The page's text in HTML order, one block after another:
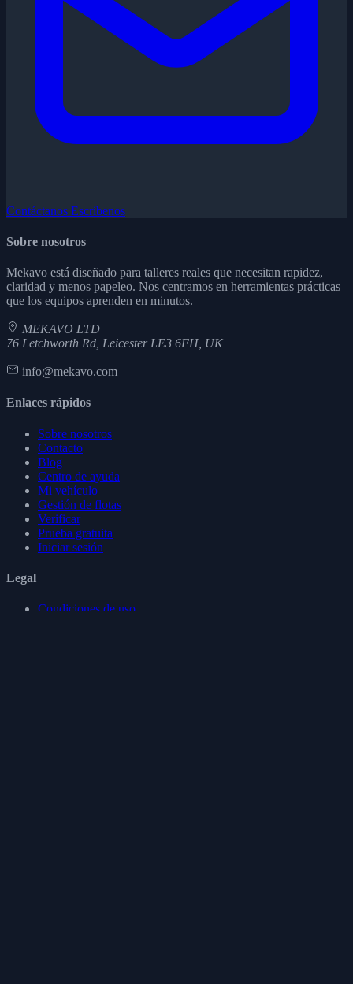
Contáctanos Escríbenos
Sobre nosotros
Mekavo está diseñado para talleres reales que necesitan rapidez,
claridad y menos papeleo. Nos centramos en herramientas prácticas
que los equipos aprenden en minutos.
MEKAVO LTD
76 Letchworth Rd, Leicester LE3 6FH, UK
info@mekavo.com
Enlaces rápidos
Sobre nosotros
Contacto
Blog
Centro de ayuda
Mi vehículo
Gestión de flotas
Verificar
Prueba gratuita
Iniciar sesión
Legal
Condiciones de uso